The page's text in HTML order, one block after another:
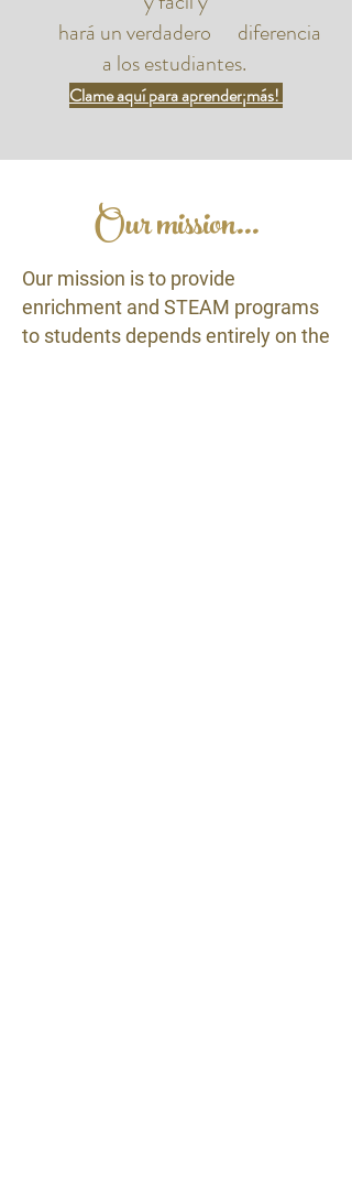
hará un verdadero diferencia
a los estudiantes.
Clame aquí para aprender¡más!
Our mission...
Our mission is to provide
enrichment and STEAM programs
to students depends entirely on the